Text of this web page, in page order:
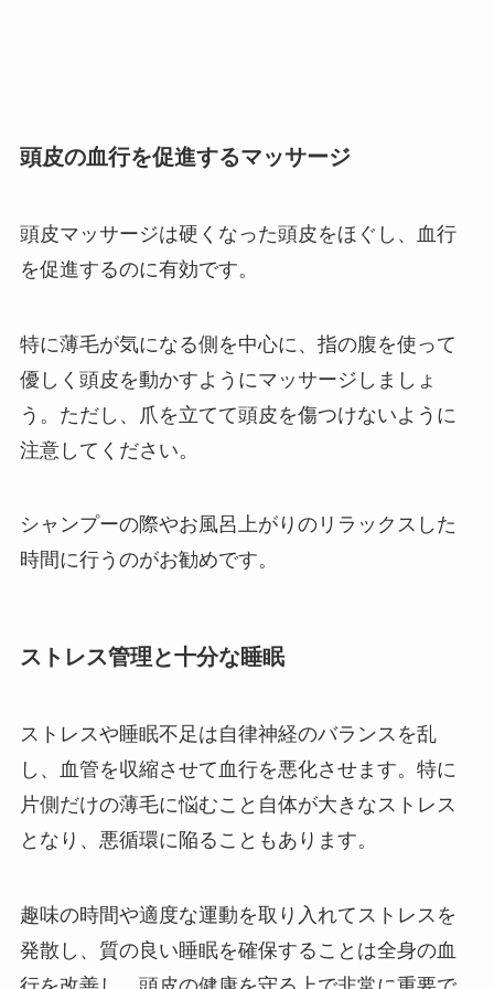
頭皮の血行を促進するマッサージ
頭皮マッサージは硬くなった頭皮をほぐし、血行
を促進するのに有効です。
特に薄毛が気になる側を中心に、指の腹を使って
優しく頭皮を動かすようにマッサージしましょ
う。ただし、爪を立てて頭皮を傷つけないように
注意してください。
シャンプーの際やお風呂上がりのリラックスした
時間に行うのがお勧めです。
ストレス管理と十分な睡眠
ストレスや睡眠不足は自律神経のバランスを乱
し、血管を収縮させて血行を悪化させます。特に
片側だけの薄毛に悩むこと自体が大きなストレス
となり、悪循環に陥ることもあります。
趣味の時間や適度な運動を取り入れてストレスを
発散し、質の良い睡眠を確保することは全身の血